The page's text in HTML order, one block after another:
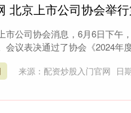
北京上市公司协会举
市公司协会消息，6月6日下午
会议表决通过了协会《2024年
来源：配资炒股入门官网 日